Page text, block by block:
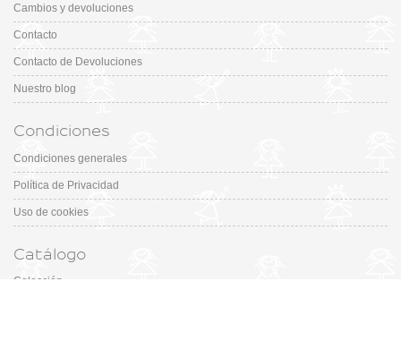
Cambios y devoluciones
Contacto
Contacto de Devoluciones
Nuestro blog
Condiciones
Condiciones generales
Política de Privacidad
Uso de cookies
Catálogo
Colección